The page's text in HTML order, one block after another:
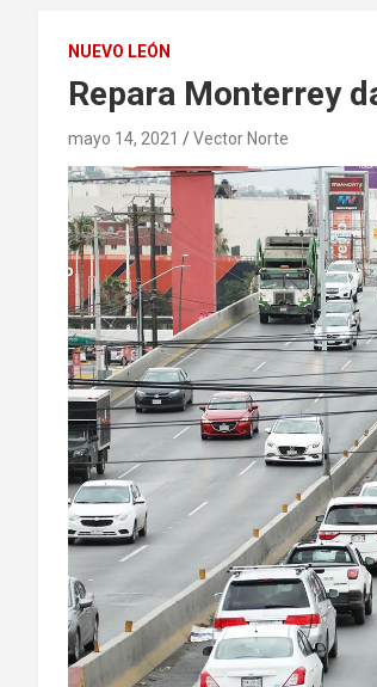
NUEVO LEÓN
Repara Monterrey
mayo 14, 2021 Vector Norte